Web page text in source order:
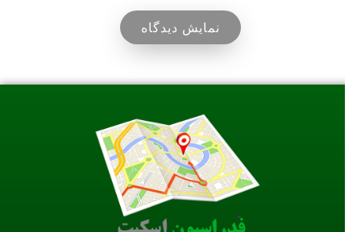
نمایش دیدگاه